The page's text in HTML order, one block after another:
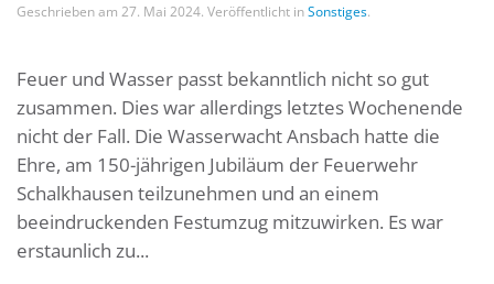
Geschrieben am 27. Mai 2024. Veröffentlicht inSonstiges.
Feuer und Wasser passt bekanntlich nicht so gut
zusammen. Dies war allerdings letztes Wochenende
nicht der Fall. Die Wasserwacht Ansbach hatte die
Ehre, am 150-jährigen Jubiläum der Feuerwehr
Schalkhausen teilzunehmen und an einem
beeindruckenden Festumzug mitzuwirken. Es war
erstaunlich zu...